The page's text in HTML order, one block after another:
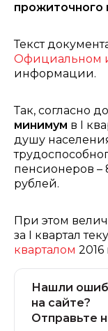
прожиточного
Текст
Официальном
информации.
Так, согласно
минимум в I
душу
пенсионеров –
рублей.
При этом
за I квартал
кварталом 2016
Нашли
на сайте?
Отправьте